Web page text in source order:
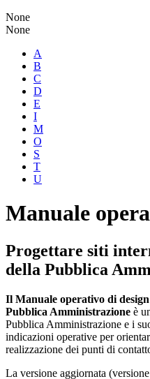
None
None
A
B
C
D
E
I
M
O
S
T
U
Manuale
Progettare siti
della Pubblica
Il Manuale operativo di
Pubblica Amministrazione è
Pubblica Amministrazione e i
indicazioni operative per
realizzazione dei punti di
La versione aggiornata